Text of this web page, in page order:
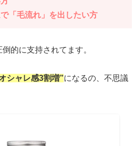
「毛流れ」を出したい方
的に支持されてます。
シャレ感3割増”になるの、不思議